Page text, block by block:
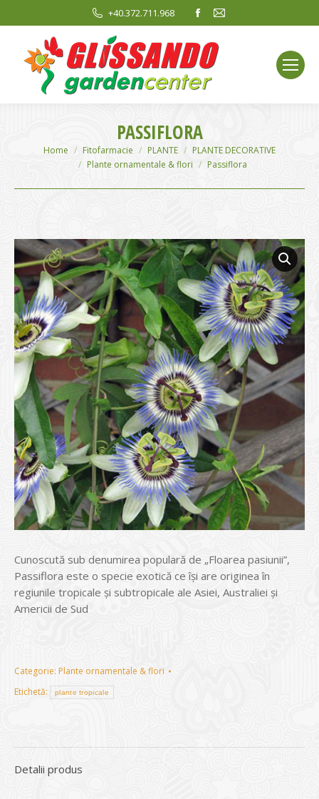
+40.372.711.968
Facebook
opens
in
new
window
Mail
window
PASSIFLORA
You are here:
Home Fitofarmacie PLANTE
PLANTE DECORATIVE
Plante ornamentale & flori
Passiflora
Cunoscută sub denumirea populară de „Floarea pasiunii”,
Passiflora este o specie exotică ce îşi are originea în
regiunile tropicale şi subtropicale ale Asiei, Australiei şi
Americii de Sud
Categorie: Plante ornamentale & flori
Etichetă:
plante tropicale
Detalii produs